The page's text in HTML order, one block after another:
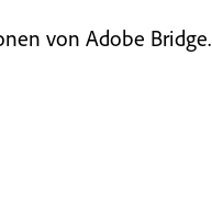
von Adobe Bridge.